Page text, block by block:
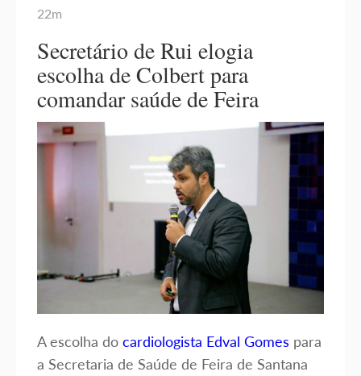
22m
Secretário de Rui elogia
escolha de Colbert para
comandar saúde de Feira
A escolha do cardiologista Edval Gomes para
a Secretaria de Saúde de Feira de Santana